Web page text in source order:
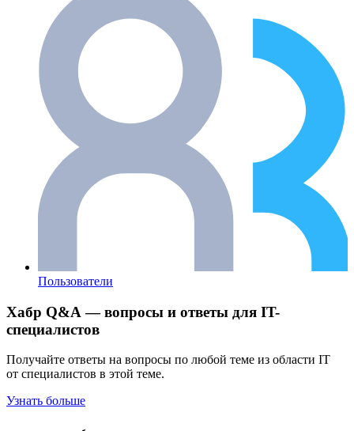
Пользователи
Хабр Q&A — вопросы и ответы для IT-
специалистов
Получайте ответы на вопросы по любой теме из области IT
от специалистов в этой теме.
Узнать больше